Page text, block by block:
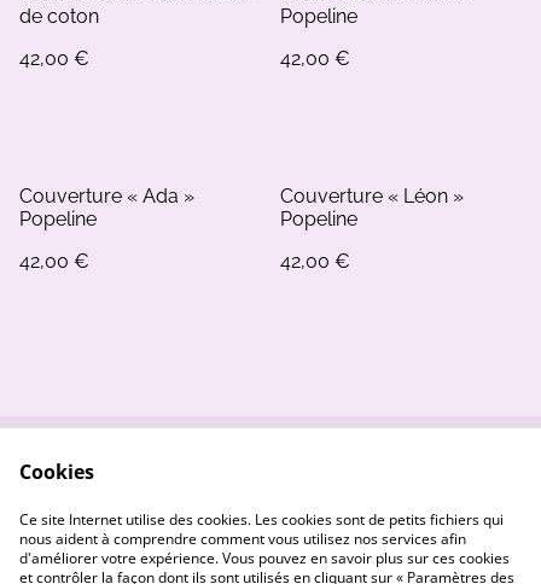
de coton
42,00 €
Popeline
42,00 €
Couverture « Ada »
Popeline
42,00 €
Couverture « Léon »
Popeline
42,00 €
Politique de
confidentialité
Politique de cookies
Cookies
Ce site Internet utilise des cookies. Les cookies sont de petits fichiers qui
nous aident à comprendre comment vous utilisez nos services afin
d'améliorer votre expérience. Vous pouvez en savoir plus sur ces cookies
et contrôler la façon dont ils sont utilisés en cliquant sur « Paramètres des